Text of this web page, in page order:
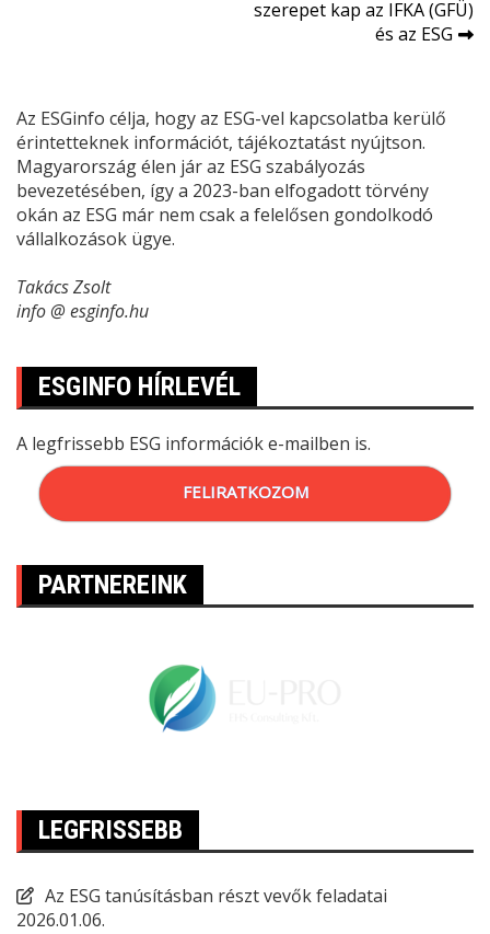
szerepet kap az IFKA (GFÜ)
és az ESG
Az ESGinfo célja, hogy az ESG-vel kapcsolatba kerülő
érintetteknek információt, tájékoztatást nyújtson.
Magyarország élen jár az ESG szabályozás
bevezetésében, így a 2023-ban elfogadott törvény
okán az ESG már nem csak a felelősen gondolkodó
vállalkozások ügye.
Takács Zsolt
info @ esginfo.hu
ESGINFO HÍRLEVÉL
A legfrissebb ESG információk e-mailben is.
FELIRATKOZOM
PARTNEREINK
LEGFRISSEBB
Az ESG tanúsításban részt vevők feladatai
2026.01.06.